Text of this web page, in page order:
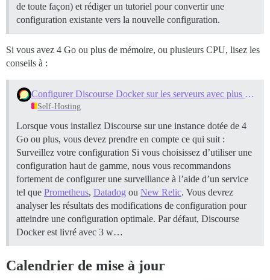
de toute façon) et rédiger un tutoriel pour convertir une
configuration existante vers la nouvelle configuration.
Si vous avez 4 Go ou plus de mémoire, ou plusieurs CPU, lisez les
conseils à :
Configurer Discourse Docker sur les serveurs avec plus de RAM et de CPU
Self-Hosting
Lorsque vous installez Discourse sur une instance dotée de 4
Go ou plus, vous devez prendre en compte ce qui suit :
Surveillez votre configuration Si vous choisissez d’utiliser une
configuration haut de gamme, nous vous recommandons
fortement de configurer une surveillance à l’aide d’un service
tel que Prometheus, Datadog ou New Relic. Vous devrez
analyser les résultats des modifications de configuration pour
atteindre une configuration optimale. Par défaut, Discourse
Docker est livré avec 3 w…
Calendrier de mise à jour